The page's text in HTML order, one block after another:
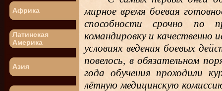
Африка
Латинская
Америка
Азия
мирное время боевая
способности срочно по
командировку и
условиях ведения боевых
повелось, в обязательном
года обучения проходили
лётную медицинскую